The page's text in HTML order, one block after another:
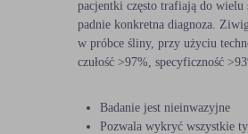
lek. Dominika Kupny-Bujoczek
pacjentki często trafiają do wielu
padnie konkretna diagnoza.
w próbce śliny, przy użyciu
czułość >97%, specyficzność
Badanie jest nieinwazyjne
Pozwala wykryć wszystkie